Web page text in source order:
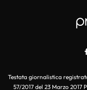
Testata giornalistica
57/2017 del 23 Marzo 2017